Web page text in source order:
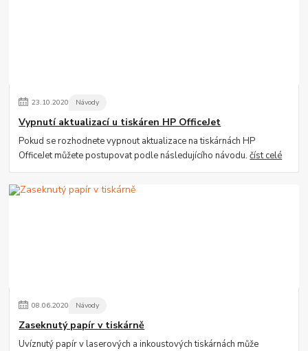
23.10.2020 Návody
Vypnutí aktualizací u tiskáren HP OfficeJet
Pokud se rozhodnete vypnout aktualizace na tiskárnách HP
OfficeJet můžete postupovat podle následujícího návodu.číst celé
08.06.2020 Návody
Zaseknutý papír v tiskárně
Uvíznutý papír v laserových a inkoustových tiskárnách může